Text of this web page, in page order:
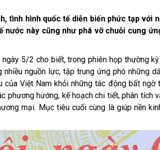
tình hình quốc tế diễn biến phức tạp với
nước này cũng nhưphá vỡ chuỗi cung
ngày 5/2 cho biết, trong phiên họp thường
nhiều nguồn lực, tập trung ứng phónhững
của Việt Nam khỏi những tác động bất
phương hướng, kế hoạch chi tiết, phân tích
mại. Mục tiêu cuối cùng là giúp nền